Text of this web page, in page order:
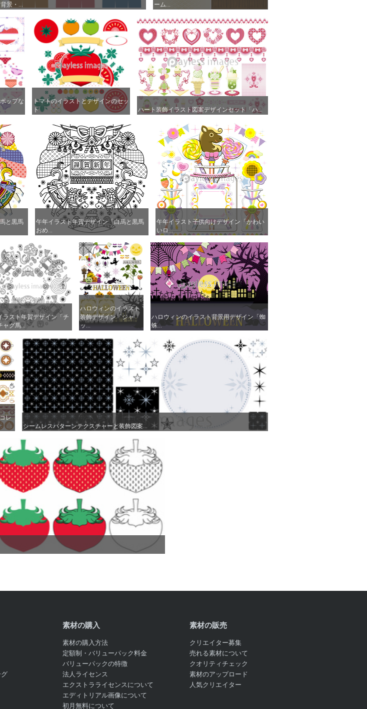
景・...
景・...
ーム...
ーム...
ップな
ップな
トマトのイラストとデザインのセッ
ト
トマトのイラストとデザインのセッ
ト
ハート装飾イラスト図案デザインセット「ハ...
ハート装飾イラスト図案デザインセット「ハ...
と黒馬
と黒馬
午年イラスト年賀デザイン「白馬と黒馬
おめ...
午年イラスト年賀デザイン「白馬と黒馬
おめ...
午年イラスト子供向けデザイン「かわい
いロ...
午年イラスト子供向けデザイン「かわい
いロ...
ラスト年賀デザイン「チ
ャグ馬...
ラスト年賀デザイン「チ
ャグ馬...
ハロウィンのイラスト
装飾デザイン「ジャ
ッ...
ハロウィンのイラスト
装飾デザイン「ジャ
ッ...
ハロウィンのイラスト背景用デザイン「蜘
蛛...
ハロウィンのイラスト背景用デザイン「蜘
蛛...
レ
レ
シームレスパターンテクスチャーと装飾図案...
シームレスパターンテクスチャーと装飾図案...
素材の購入
素材の購入方法
定額制・バリューパック料金
バリューパックの特徴
法人ライセンス
エクストラライセンスについて
エディトリアル画像について
初月無料について
素材の販売
クリエイター募集
売れる素材について
クオリティチェック
素材のアップロード
人気クリエイター